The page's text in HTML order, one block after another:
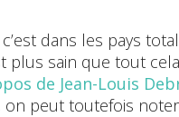
c’est dans les pays
plus sain que tout
de Jean-Louis
on peut toutefois